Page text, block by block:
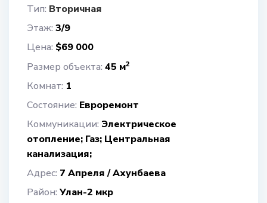
Тип: Вторичная
Этаж: 3/9
Цена: $69 000
Размер объекта: 45 м2
Комнат: 1
Cостояние: Евроремонт
Коммуникации: Электрическое
отопление; Газ; Центральная
канализация;
Адрес: 7 Апреля / Ахунбаева
Район: Улан-2 мкр